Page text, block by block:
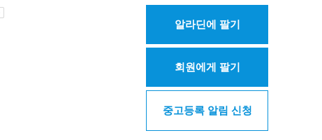
알라딘에 팔기
회원에게 팔기
중고등록 알림 신청